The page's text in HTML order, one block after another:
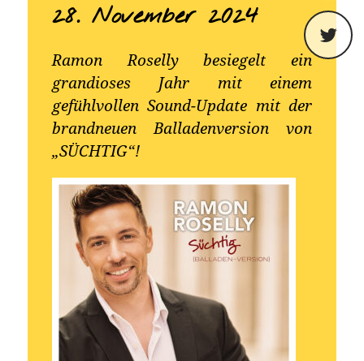
28. November 2024
Ramon Roselly besiegelt ein
grandioses Jahr mit einem
gefühlvollen Sound-Update mit der
brandneuen Balladenversion von
„SÜCHTIG“!